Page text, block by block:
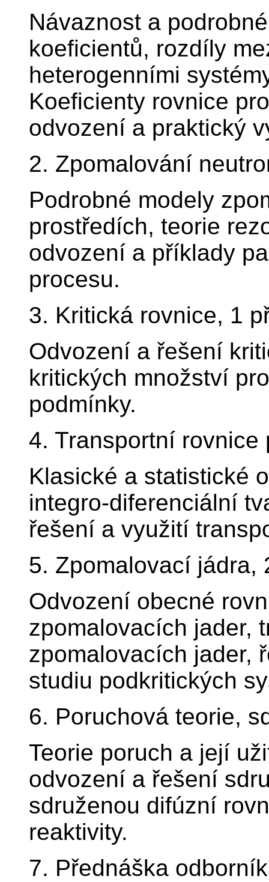
Návaznost a
koeficientů, rozdíly
heterogenními
Koeficienty rovnice
odvození a praktický
2. Zpomalování
Podrobné modely
prostředích, teorie
odvození a příklady
procesu.
3. Kritická rovnice, 1
Odvození a řešení
kritických množství
podmínky.
4. Transportní rovnice
Klasické a statistické
integro-diferenciální
řešení a využití
5. Zpomalovací jádra,
Odvození obecné
zpomalovacích jader,
zpomalovacích jader,
studiu podkritických
6. Poruchová teorie,
Teorie poruch a její
odvození a řešení
sdruženou difúzní
reaktivity.
7. Přednáška